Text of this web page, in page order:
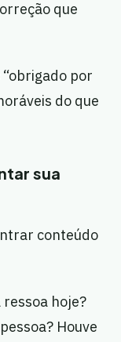
que
por
do que
sua
conteúdo
hoje?
Houve